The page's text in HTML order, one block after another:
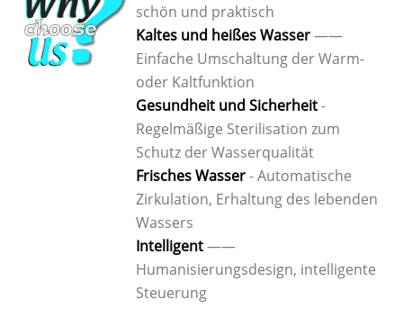
schön und praktisch
Kaltes und heißes Wasser——
Einfache Umschaltung der Warm-
oder Kaltfunktion
Gesundheit und Sicherheit-
Regelmäßige Sterilisation zum
Schutz der Wasserqualität
Frisches Wasser- Automatische
Zirkulation, Erhaltung des lebenden
Wassers
Intelligent——
Humanisierungsdesign, intelligente
Steuerung